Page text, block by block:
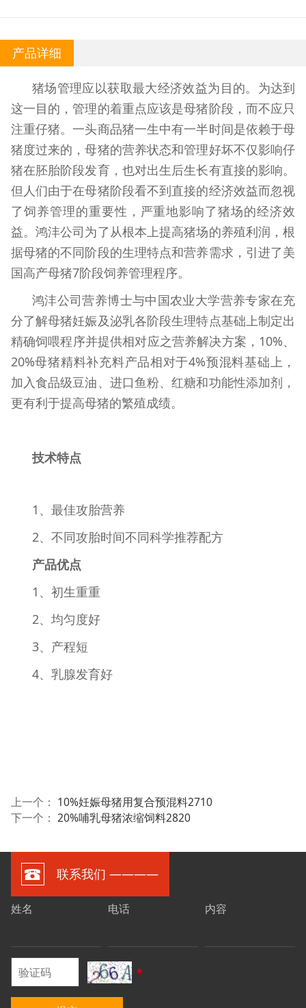
产品详细
猪场管理应以获取最大经济效益为目的。为达到
这一目的，管理的着重点应该是母猪阶段，而不应只
注重仔猪。一头商品猪一生中有一半时间是依赖于母
猪度过来的，母猪的营养状态和管理好坏不仅影响仔
猪在胚胎阶段发育，也对出生后生长有直接的影响。
但人们由于在母猪阶段看不到直接的经济效益而忽视
了饲养管理的重要性，严重地影响了猪场的经济效
益。鸿沣公司为了从根本上提高猪场的养殖利润，根
据母猪的不同阶段的生理特点和营养需求，引进了美
国高产母猪7阶段饲养管理程序。
鸿沣公司营养博士与中国农业大学营养专家在充
分了解母猪妊娠及泌乳各阶段生理特点基础上制定出
精确饲喂程序并提供相对应之营养解决方案，10%、
20%母猪精料补充料产品相对于4%预混料基础上，
加入食品级豆油、进口鱼粉、红糖和功能性添加剂，
更有利于提高母猪的繁殖成绩。
技术特点
1、最佳攻胎营养
2、不同攻胎时间不同科学推荐配方
产品优点
1、初生重重
2、均匀度好
3、产程短
4、乳腺发育好
上一个： 10%妊娠母猪用复合预混料2710
下一个： 20%哺乳母猪浓缩饲料2820
联系我们 ————
姓名 电话 内容
*